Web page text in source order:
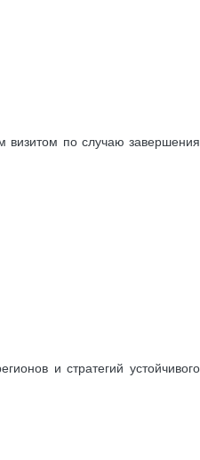
визитом по случаю завершения
и стратегий устойчивого